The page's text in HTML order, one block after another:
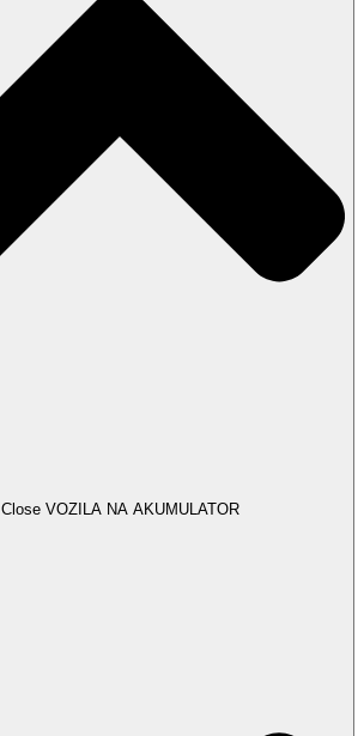
Close VOZILA NA AKUMULATOR